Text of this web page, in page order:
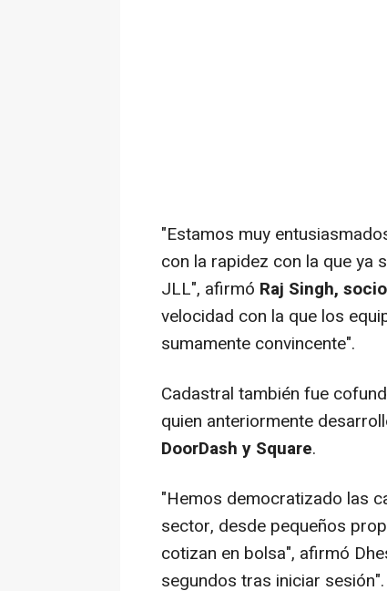
"Estamos muy
con la rapidez con la que ya
JLL", afirmó Raj Singh,
velocidad con la que los
sumamente convincente".
Cadastral también fue
quien anteriormente
DoorDash y Square.
"Hemos democratizado las
sector, desde pequeños
cotizan en bolsa", afirmó
segundos tras iniciar sesión".